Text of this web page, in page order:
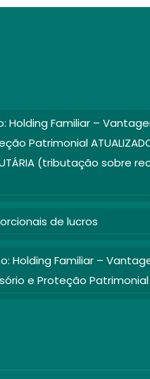
Holding Familiar –
Patrimonial ATUALIZADO
(tributação sobre
de lucros
Holding Familiar –
e Proteção Patrimonial